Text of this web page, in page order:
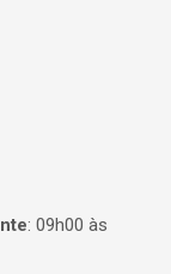
: 09h00 às